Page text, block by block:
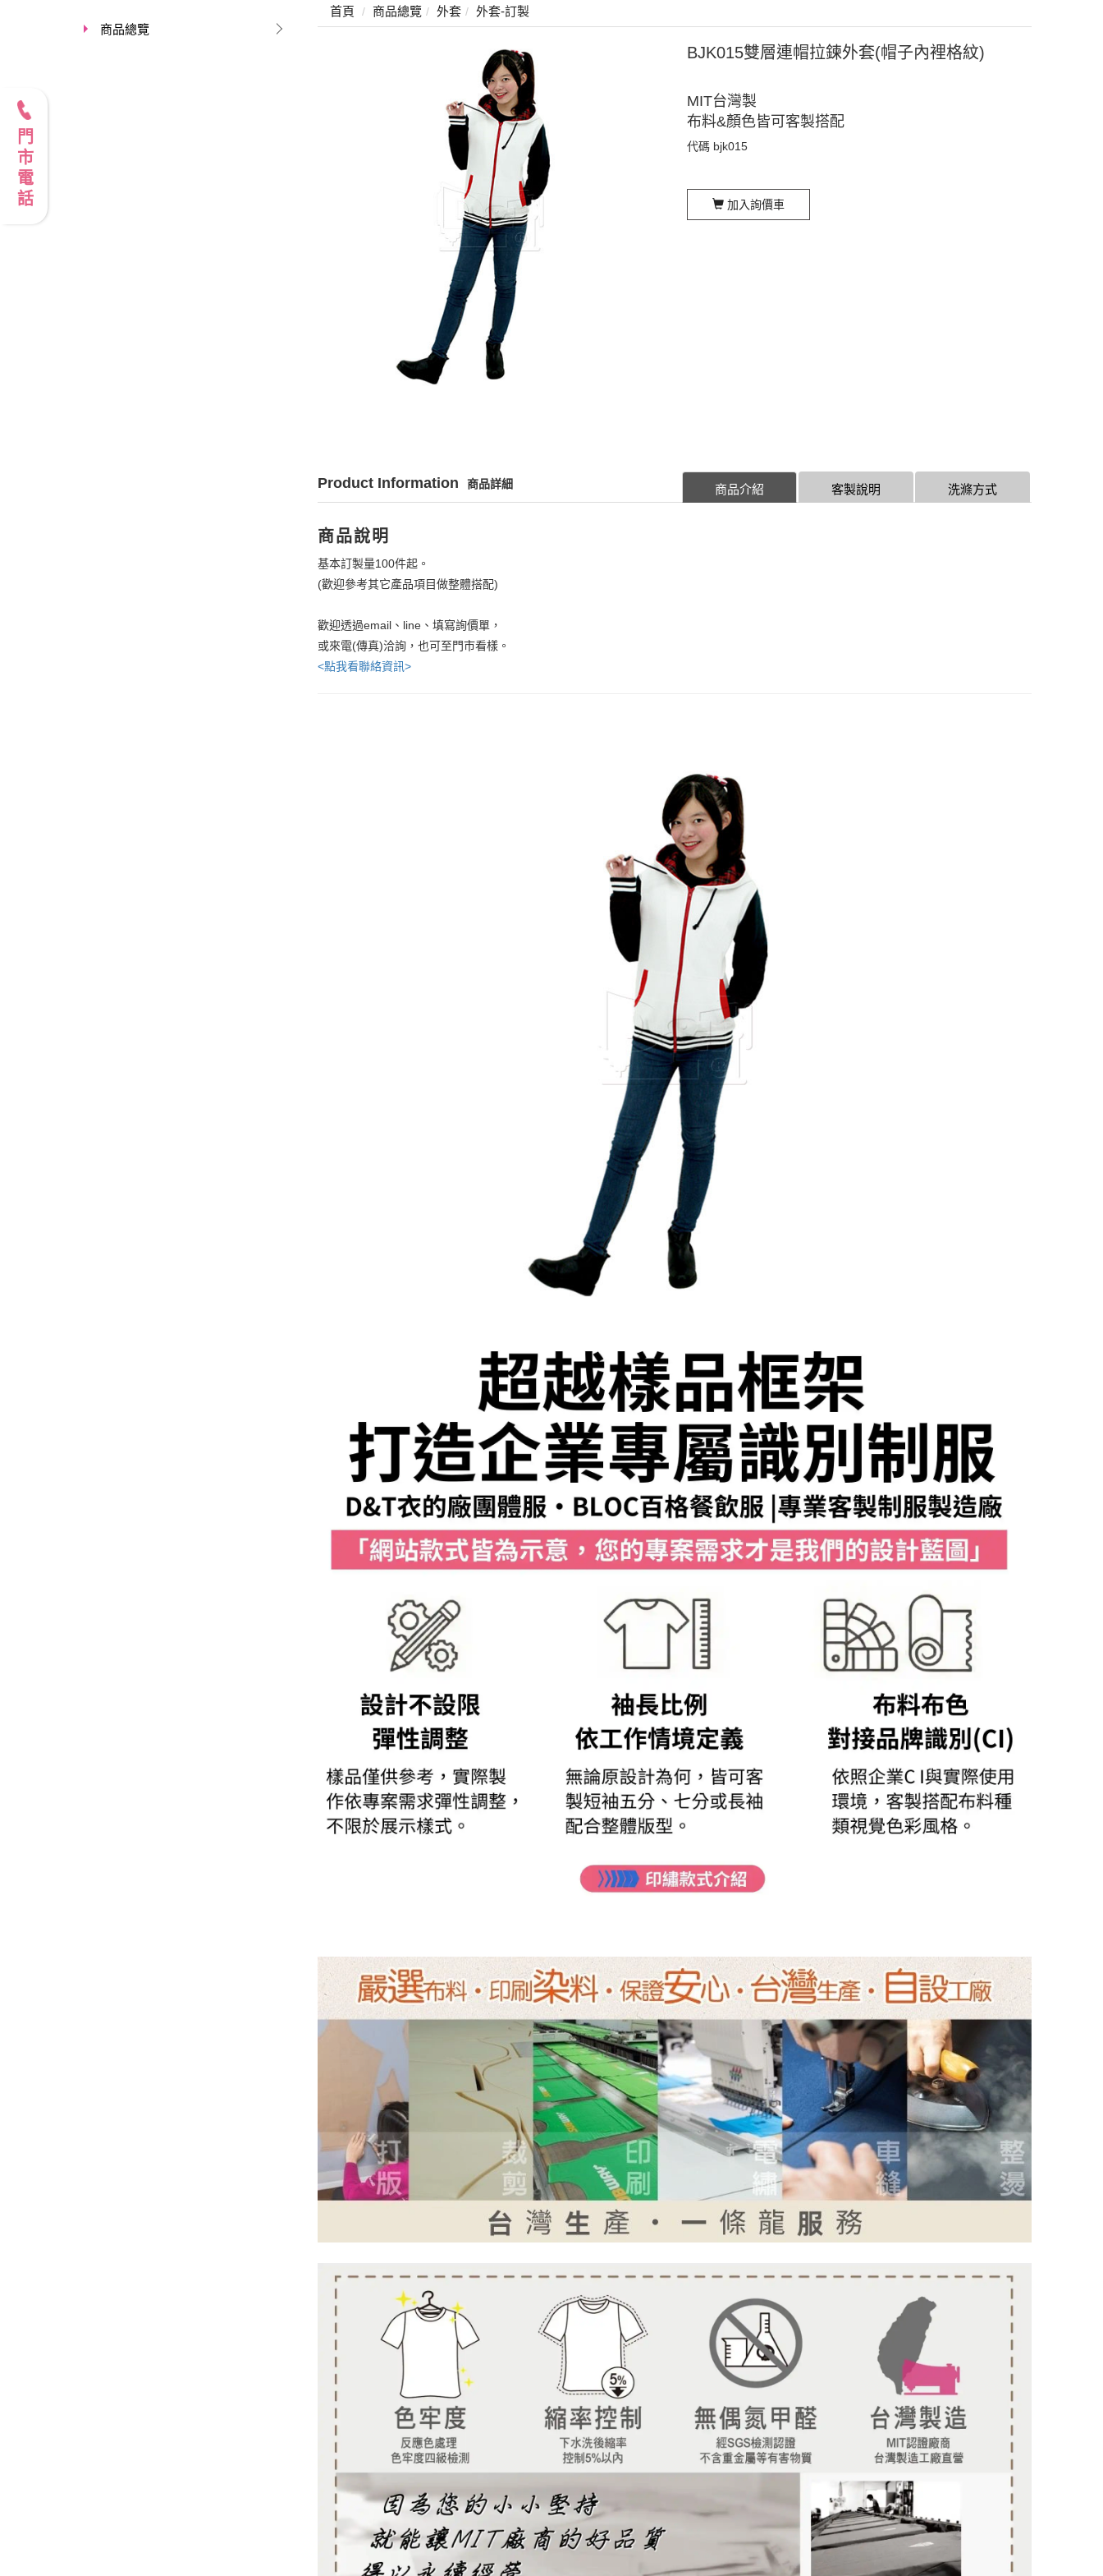
商品總覽
首頁 商品總覽 外套 外套-訂製
BJK015雙層連帽拉鍊外套(帽子內裡格紋)
MIT台灣製
布料&顏色皆可客製搭配
代碼 bjk015
加入詢價車
Product Information 商品詳細 洗滌方式
客製說明
商品介紹
商品說明
基本訂製量100件起。
(歡迎參考其它產品項目做整體搭配)
歡迎透過email、line、填寫詢價單，
或來電(傳真)洽詢，也可至門市看樣。
<點我看聯絡資訊>
門市電話